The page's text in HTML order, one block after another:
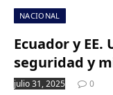
NACIONAL
Ecuador y
seguridad y
julio 31, 2025 0